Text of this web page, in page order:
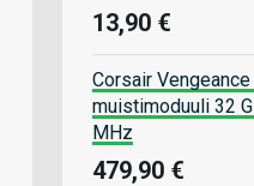
13,90 €
Corsair
muistimoduuli 32
MHz
479,90 €